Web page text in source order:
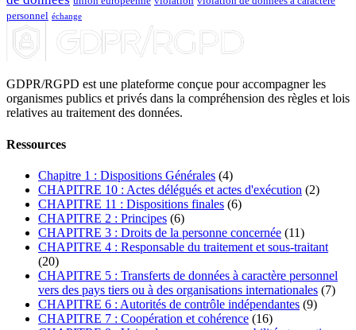
personnel échange
GDPR/RGPD est une plateforme conçue pour accompagner les
organismes publics et privés dans la compréhension des règles et lois
relatives au traitement des données.
Ressources
Chapitre 1 : Dispositions Générales (4)
CHAPITRE 10 : Actes délégués et actes d'exécution (2)
CHAPITRE 11 : Dispositions finales (6)
CHAPITRE 2 : Principes (6)
CHAPITRE 3 : Droits de la personne concernée (11)
CHAPITRE 4 : Responsable du traitement et sous-traitant
(20)
CHAPITRE 5 : Transferts de données à caractère personnel
vers des pays tiers ou à des organisations internationales (7)
CHAPITRE 6 : Autorités de contrôle indépendantes (9)
CHAPITRE 7 : Coopération et cohérence (16)